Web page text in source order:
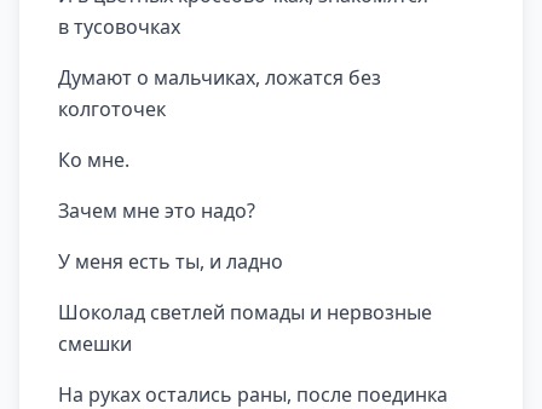
в тусовочках
Думают о мальчиках, ложатся без
колготочек
Ко мне.
Зачем мне это надо?
У меня есть ты, и ладно
Шоколад светлей помады и нервозные
смешки
На руках остались раны, после поединка